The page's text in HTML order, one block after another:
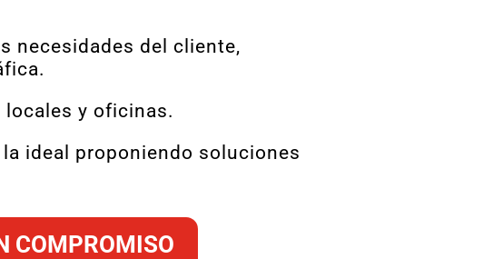
necesidades del cliente,
locales y oficinas.
ideal proponiendo soluciones
COMPROMISO